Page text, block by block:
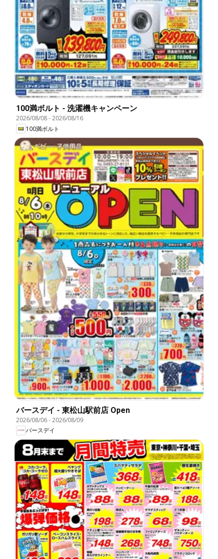
100満ボルト - 洗濯機キャンペーン
2026/08/08-2026/08/16
100満ボルト
バースデイ - 東松山駅前店 Open
2026/08/06-2026/08/09
バースデイ